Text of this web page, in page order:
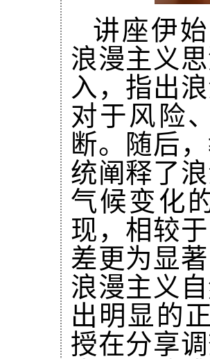
讲座伊
浪漫主义
入，指出
对于风险
断。随后
统阐释了
气候变化
现，相较
差更为显
浪漫主义
出明显的
授在分享